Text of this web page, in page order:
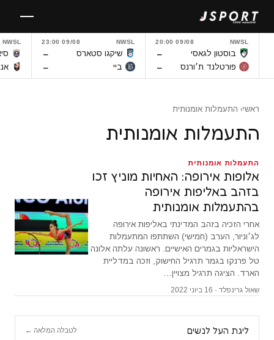
לתוכן
NWSL
09/08 20:00
בוסטון לגאסי –
פורטלנד ת׳ורנס –
NWSL
09/08 23:00
שיקגו סטארס –
ביי –
NWSL
ראשי› התעמלות אומנותית
התעמלות אומנותית
התעמלות אומנותית
אלופות אירופה: האחיות מוניץ זכו
בזהב באליפות אירופה
בהתעמלות אומנותית
אחרי הזכיה בזהב המדינתי באליפות אירופה
לג׳וניור, הערב (חמישי) השתתפו המתעמלות
הישראליות בגמרים האישיים. ראשונה עלתה אלונה
טל פרנקו בגמר תרגיל החישוק, וזכה במדליית
הארד. הציגה תרגיל מצויין…
שאול גרינפלד · 16 ביוני 2022
ליגת העל לנשים לטבלה המלאה ←